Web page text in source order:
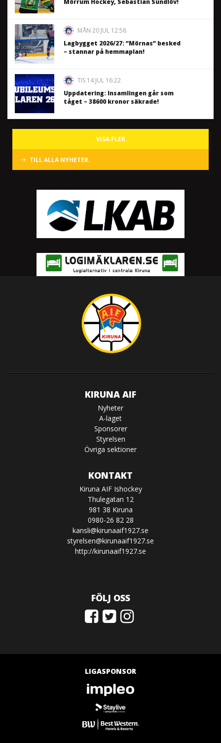
MÅN 20 JUL 12:58
Lagbygget 2026/27: ”Mörnas” besked
– stannar på hemmaplan!
TIS 14 JUL 16:22
Uppdatering: Insamlingen går som
tåget – 38600 kronor säkrade!
VISA FLER
TILL ALLA NYHETER.
KIRUNA AIF
Nyheter
A-laget
Sponsorer
Styrelsen
Övriga sektioner
KONTAKT
Kiruna AIF Ishockey
Thulegatan 12
981 38 Kiruna
0980-26 82 28
kansli@kirunaaif1927.se
styrelsen@kirunaaif1927.se
http://kirunaaif1927.se
FÖLJ OSS
LIGASPONSOR